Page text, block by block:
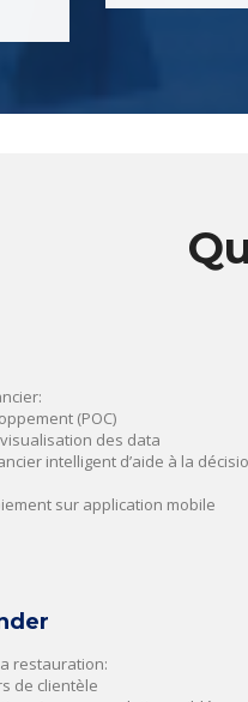
(POC)
des data
intelligent d’aide à la
sur application mobile
restauration:
de clientèle